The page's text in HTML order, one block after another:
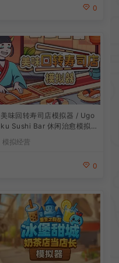
0
美味回转寿司店模拟器 / Ugo
ku Sushi Bar 休闲治愈模拟
游戏
模拟经营
0